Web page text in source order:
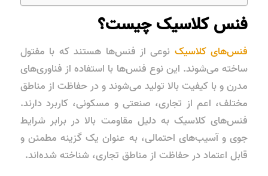
فنس‌ کلاسیک چیست؟
فنس‌های کلاسیک نوعی از فنس‌ها هستند که با مفتول
ساخته می‌شوند. این نوع فنس‌ها با استفاده از فناوری‌های
مدرن و با کیفیت بالا تولید می‌شوند و در حفاظت از مناطق
مختلف، اعم از تجاری، صنعتی و مسکونی، کاربرد دارند.
فنس‌های کلاسیک به دلیل مقاومت بالا در برابر شرایط
جوی و آسیب‌های احتمالی، به عنوان یک گزینه مطمئن و
قابل اعتماد در حفاظت از مناطق تجاری، شناخته شده‌اند.